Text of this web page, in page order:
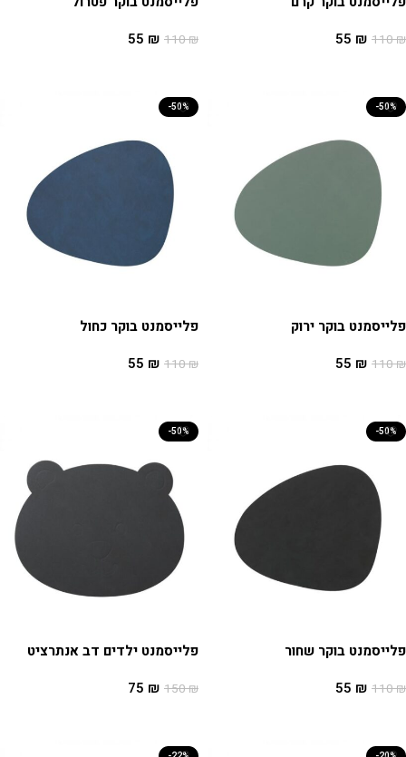
110₪
55 ₪
110₪
55 ₪
-50%
פלייסמנט בוקר ירוק
110₪
55 ₪
-50%
פלייסמנט בוקר כחול
110₪
55 ₪
-50%
פלייסמנט בוקר שחור
110₪
55 ₪
-50%
פלייסמנט ילדים דב אנתרציט
150₪
75 ₪